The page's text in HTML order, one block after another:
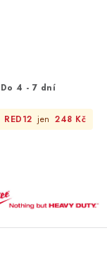
Do 4 - 7 dní
RED12 jen 248 Kč